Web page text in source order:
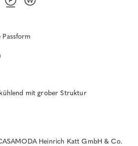
mit grober Struktur
Heinrich Katt GmbH & Co.